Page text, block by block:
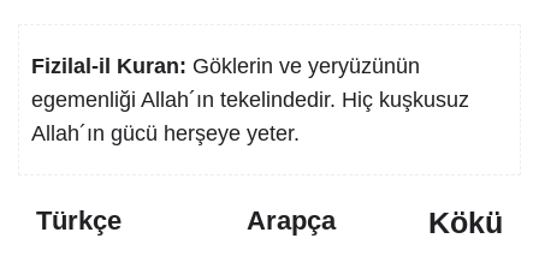
Fizilal-il Kuran: Göklerin ve yeryüzünün
egemenliği Allah´ın tekelindedir. Hiç kuşkusuz
Allah´ın gücü herşeye yeter.
Türkçe Arapça Kökü